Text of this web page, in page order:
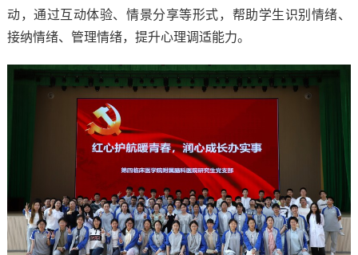
动，通过互动体验、情景分享等形式，帮助学生识别情绪、
接纳情绪、管理情绪，提升心理调适能力。